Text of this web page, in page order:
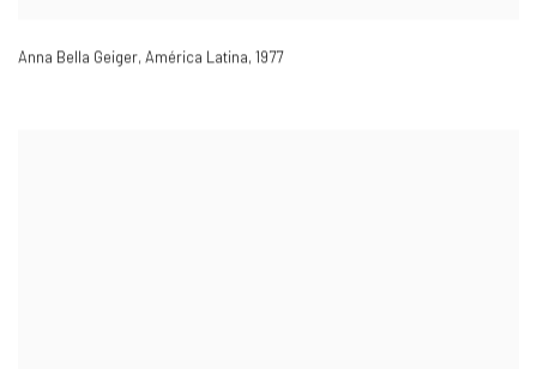
Anna Bella Geiger, América Latina, 1977